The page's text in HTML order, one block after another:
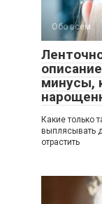
Обо всем
минусы,
Какие только
выплясывать
отрастить